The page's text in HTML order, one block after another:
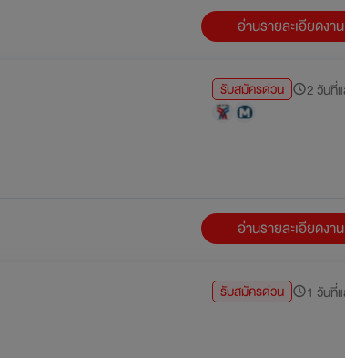
อ่านรายละเอียดงาน
รับสมัครด่วน 2 วันที่
อ่านรายละเอียดงาน
รับสมัครด่วน 1 วันที่